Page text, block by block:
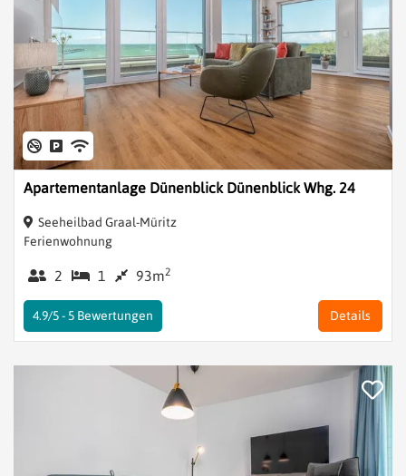
Apartementanlage Dünenblick Dünenblick Whg. 24
Seeheilbad Graal-Müritz
Ferienwohnung
2 1 93m2
Details
4.9/5 - 5 Bewertungen